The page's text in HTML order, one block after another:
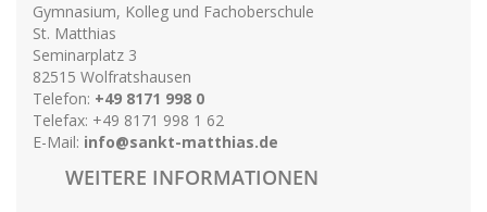
Gymnasium, Kolleg und Fachoberschule
St. Matthias
Seminarplatz 3
82515 Wolfratshausen
Telefon: +49 8171 998 0
Telefax: +49 8171 998 1 62
E-Mail: info@sankt-matthias.de
WEITERE INFORMATIONEN